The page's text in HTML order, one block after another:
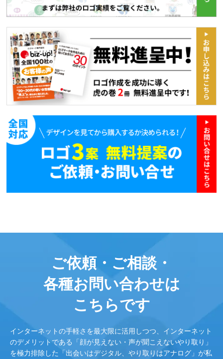
ご依頼・ご相談・
各種お問い合わせは
こちらです
インターネットの手軽さを最大限に活用しつつ、インターネット
のデメリットである「顔が見えない・声が聞こえないやり取り」
を極力排除した「出会いはデジタル、やり取りはアナログ」が私